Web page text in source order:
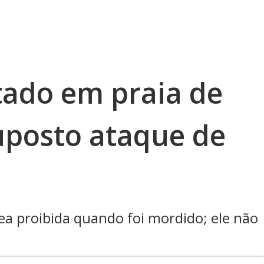
em praia de
ataque de
proibida quando foi mordido; ele não